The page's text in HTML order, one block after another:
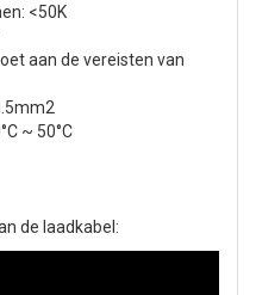
<50K
aan de vereisten van
~ 50°C
de laadkabel: